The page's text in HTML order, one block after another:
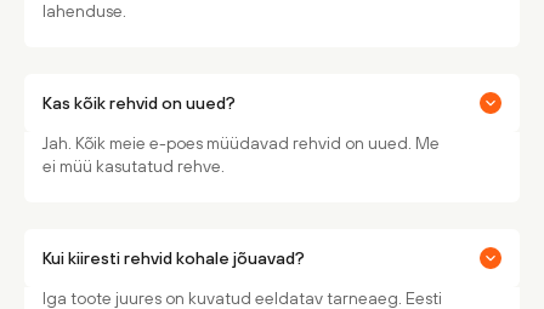
lahenduse.
Kas kõik rehvid on uued?
Jah. Kõik meie e-poes müüdavad rehvid on uued. Me
ei müü kasutatud rehve.
Kui kiiresti rehvid kohale jõuavad?
Iga toote juures on kuvatud eeldatav tarneaeg. Eesti